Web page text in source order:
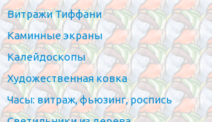
Витражи Тиффани
Каминные экраны
Калейдоскопы
Художественная ковка
Часы: витраж, фьюзинг, роспись